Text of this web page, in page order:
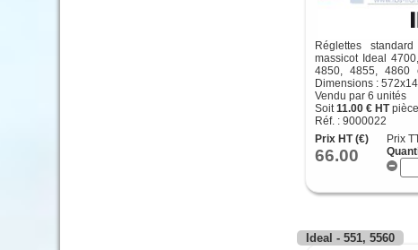
Réglettes
massicot Ideal
4850, 4855, 4860
Dimensions :
Vendu par 6 unités
Soit11.00 € HT
Réf. : 9000022
Prix HT (€)
66.00
Prix
Ideal - 551, 5560